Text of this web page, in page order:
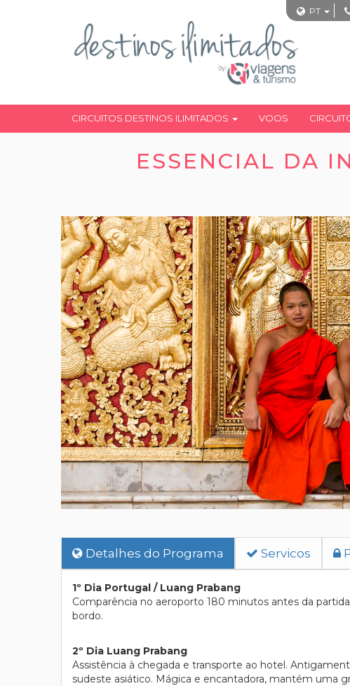
PT
CIRCUITOS DESTINOS ILIMITADOS VOOS
ESSENCIAL DA
Detalhes do Programa Servicos
1º Dia Portugal / Luang Prabang
Comparência no aeroporto 180 minutos antes da
bordo.
2º Dia Luang Prabang
Assistência à chegada e transporte ao hotel.
sudeste asiático. Mágica e encantadora, mantém uma